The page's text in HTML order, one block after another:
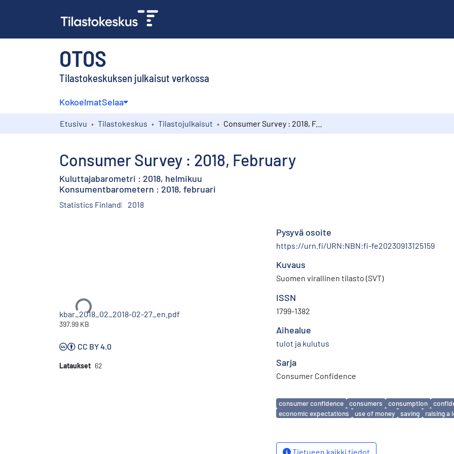
OTOS
Tilastokeskuksen julkaisut verkossa
KokoelmatSelaa
Etusivu Tilastokeskus Tilastojulkaisut Consumer Survey : 2018, February
Consumer Survey : 2018, February
Kuluttajabarometri : 2018, helmikuu
Konsumentbarometern : 2018, februari
Statistics Finland 2018
Ladataan...
kbar_2018_02_2018-02-27_en.pdf
397.99 KB
CC BY 4.0
Lataukset 62
Pysyvä osoite
https://urn.fi/URN:NBN:fi-fe20230913125159
Kuvaus
Suomen virallinen tilasto (SVT)
ISSN
1799-1382
Aihealue
tulot ja kulutus
Sarja
Consumer Confidence
Avainsanat
consumer confidence consumers consumption
economic expectations
use of money saving raising a
Tietueen kaikki tiedot